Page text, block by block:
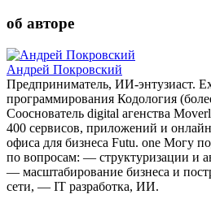
об авторе
Андрей Покровский
Предприниматель, ИИ-энтузиаст.
программирования Кодология
Сооснователь digital агенства
400 сервисов, приложений и
офиса для бизнеса Futu. one Могу
по вопросам: — структуризации и
— масштабирование бизнеса и
сети, — IT разработка, ИИ.